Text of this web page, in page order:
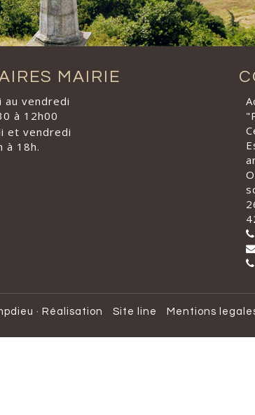
MAIRIE
au vendredi
à 12h00
et vendredi
à 18h.
· Réalisation Site line Mentions